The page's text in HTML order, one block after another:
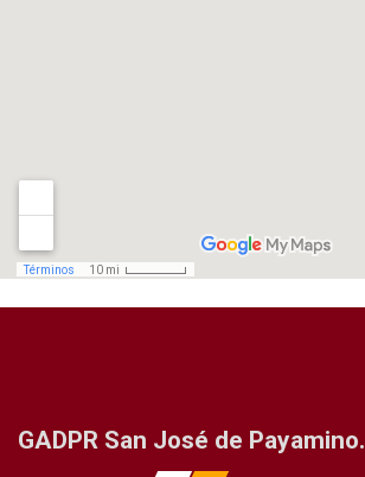
GADPR San José de Payamino.